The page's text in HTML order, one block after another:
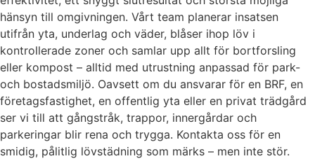
hänsyn till omgivningen. Vårt team planerar insatsen
utifrån yta, underlag och väder, blåser ihop löv i
kontrollerade zoner och samlar upp allt för bortforsling
eller kompost – alltid med utrustning anpassad för park-
och bostadsmiljö. Oavsett om du ansvarar för en BRF, en
företagsfastighet, en offentlig yta eller en privat trädgård
ser vi till att gångstråk, trappor, innergårdar och
parkeringar blir rena och trygga. Kontakta oss för en
smidig, pålitlig lövstädning som märks – men inte stör.